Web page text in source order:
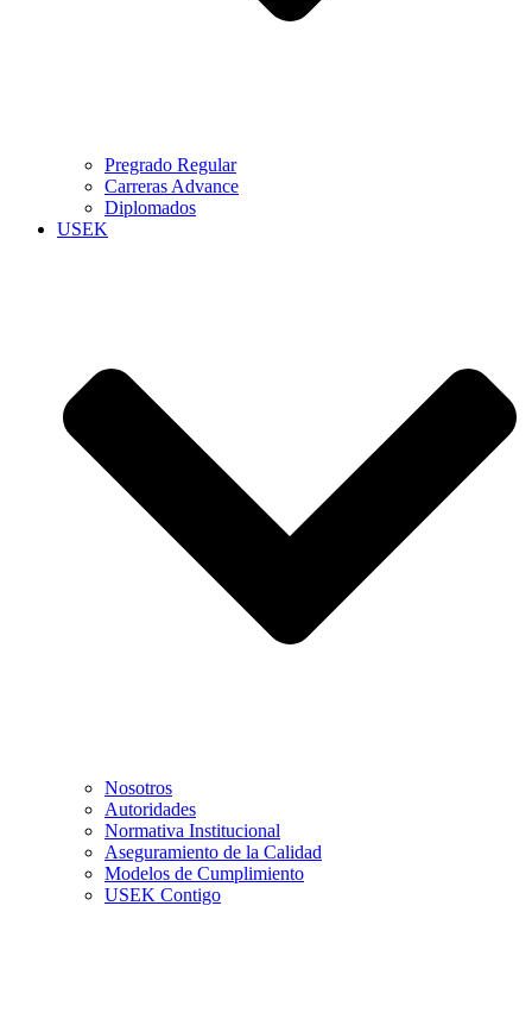
Pregrado Regular
Carreras Advance
Diplomados
USEK
Nosotros
Autoridades
Normativa Institucional
Aseguramiento de la Calidad
Modelos de Cumplimiento
USEK Contigo